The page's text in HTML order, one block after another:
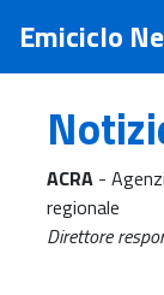
Emiciclo
ACRA -
regionale
Direttore